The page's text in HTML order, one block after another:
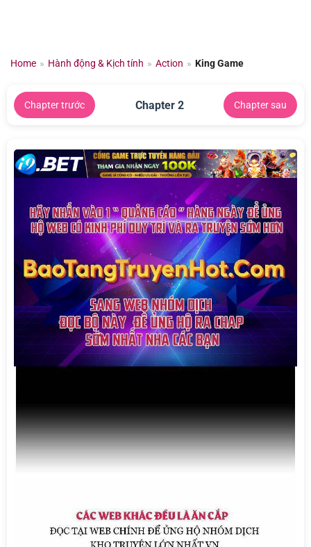
dungHome » Hành động & Kịch tính » Action » King Game
Chapter trước Chapter 2 Chapter sau